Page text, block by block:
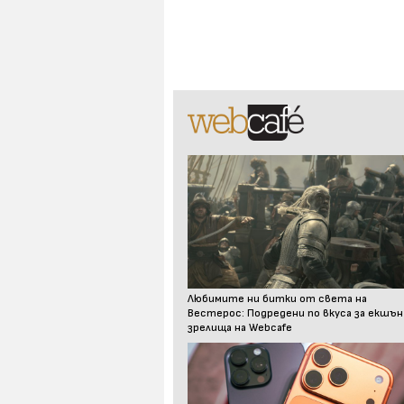
Любимите ни битки от света на
Вестерос: Подредени по вкуса за
зрелища на Webcafe